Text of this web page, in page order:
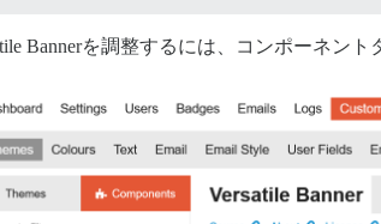
Bannerを調整するには、コンポーネント